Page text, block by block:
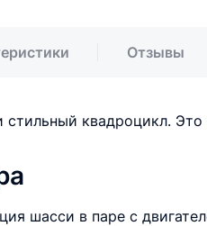
Отзывы
квадроцикл. Это
шасси в паре с